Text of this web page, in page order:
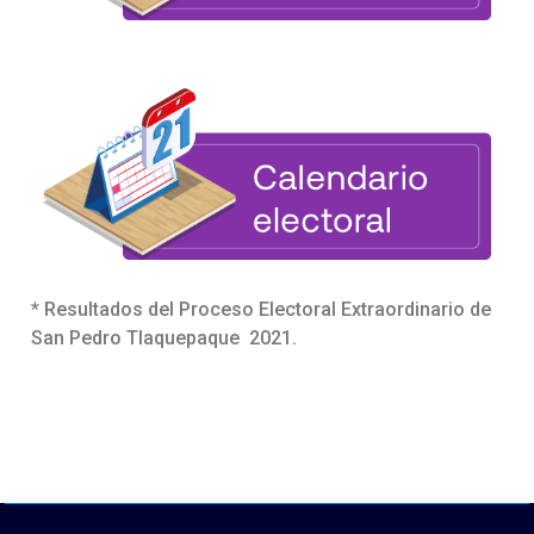
* Resultados del Proceso Electoral Extraordinario de
San Pedro Tlaquepaque 2021.